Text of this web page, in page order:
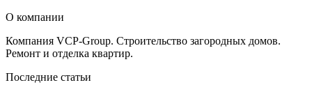
О компании
Компания VCP-Group. Строительство загородных домов.
Ремонт и отделка квартир.
Последние статьи